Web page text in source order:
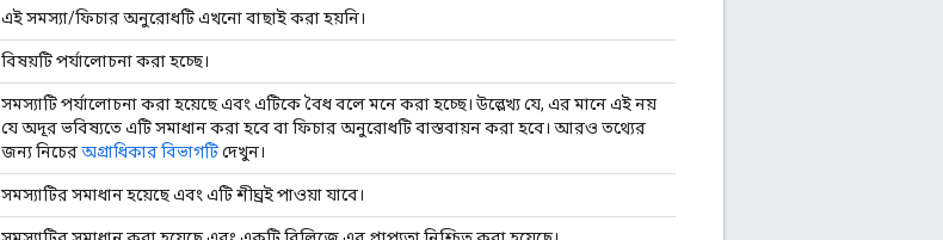
এই সমস্যা/ফিচার অনুরোধটি এখনো বাছাই করা হয়নি।
বিষয়টি পর্যালোচনা করা হচ্ছে।
সমস্যাটি পর্যালোচনা করা হয়েছে এবং এটিকে বৈধ বলে মনে করা হচ্ছে। উল্লেখ্য যে, এর মানে এই নয়
যে অদূর ভবিষ্যতে এটি সমাধান করা হবে বা ফিচার অনুরোধটি বাস্তবায়ন করা হবে। আরও তথ্যের
জন্য নিচেরঅগ্রাধিকার বিভাগটিদেখুন।
সমস্যাটির সমাধান হয়েছে এবং এটি শীঘ্রই পাওয়া যাবে।